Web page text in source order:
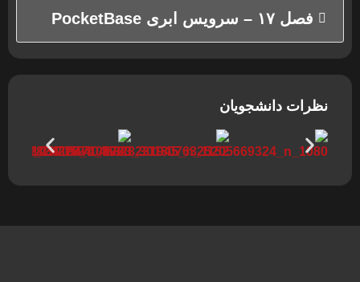
فصل ۱۷ – سرویس ابری PocketBase
نظرات دانشجویان